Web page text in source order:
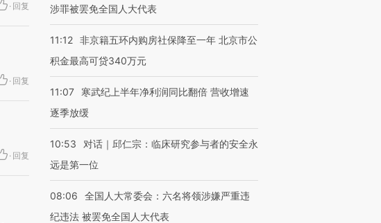
· 回复
· 回复
· 回复
涉罪被罢免全国人大代表
11:12 非京籍五环内购房社保降至一年 北京市公
积金最高可贷340万元
11:07
寒武纪上半年净利润同比翻倍 营收增速
逐季放缓
10:53
对话｜邱仁宗：临床研究参与者的安全永
远是第一位
08:06
全国人大常委会：六名将领涉嫌严重违
纪违法 被罢免全国人大代表